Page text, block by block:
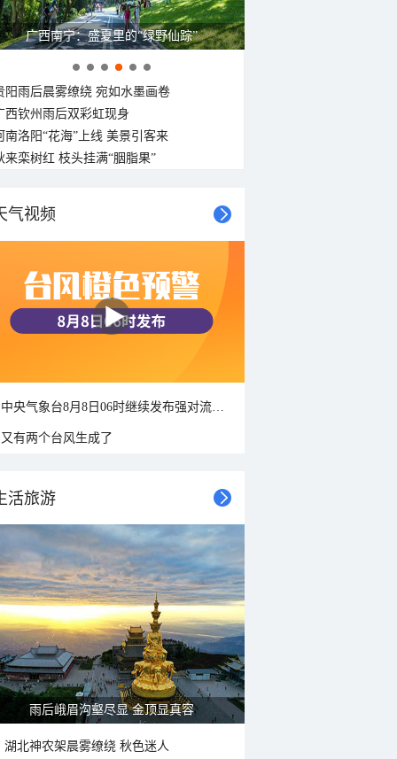
广西南宁：盛夏里的“绿野仙踪”
阳雨后晨雾缭绕 宛如水墨画卷
西钦州雨后双彩虹现身
南洛阳“花海”上线 美景引客来
来栾树红 枝头挂满“胭脂果”
气视频
又有两个台风生成了
活旅游
雨后峨眉沟壑尽显 金顶显真容
湖北神农架晨雾缭绕 秋色迷人